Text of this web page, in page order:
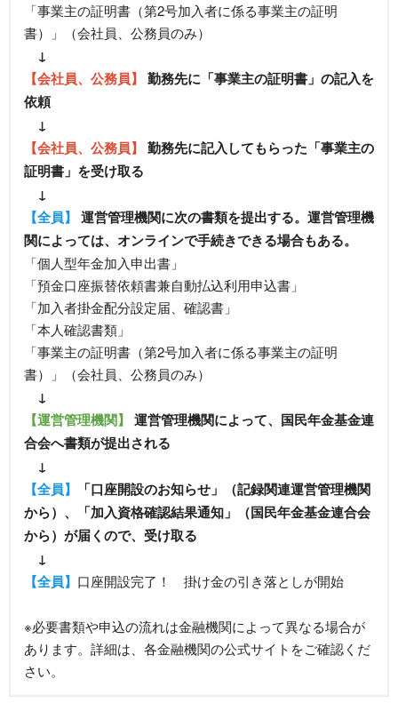
「事業主の証明書（第2号加入者に係る事業主の証明
書）」（会社員、公務員のみ）
↓
【会社員、公務員】 勤務先に「事業主の証明書」の記入を
依頼
↓
【会社員、公務員】 勤務先に記入してもらった「事業主の
証明書」を受け取る
↓
【全員】 運営管理機関に次の書類を提出する。運営管理機
関によっては、オンラインで手続きできる場合もある。
「個人型年金加入申出書」
「預金口座振替依頼書兼自動払込利用申込書」
「加入者掛金配分設定届、確認書」
「本人確認書類」
「事業主の証明書（第2号加入者に係る事業主の証明
書）」（会社員、公務員のみ）
↓
【運営管理機関】 運営管理機関によって、国民年金基金連
合会へ書類が提出される
↓
【全員】
「口座開設のお知らせ」（記録関連運営管理機関
から）、「加入資格確認結果通知」（国民年金基金連合会
から）が届くので、受け取る
↓
【全員】 口座開設完了！ 掛け金の引き落としが開始
※必要書類や申込の流れは金融機関によって異なる場合が
あります。詳細は、各金融機関の公式サイトをご確認くだ
さい。